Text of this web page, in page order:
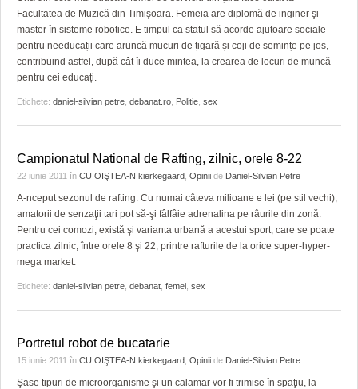
Facultatea de Muzică din Timişoara. Femeia are diplomă de inginer şi
master în sisteme robotice. E timpul ca statul să acorde ajutoare sociale
pentru needucații care aruncă mucuri de țigară și coji de semințe pe jos,
contribuind astfel, după cât îi duce mintea, la crearea de locuri de muncă
pentru cei educați.
Etichete: daniel-silvian petre debanat.ro Politie sex
Campionatul National de Rafting, zilnic, orele 8-22
22 iunie 2011 în CU OIŞTEA-N kierkegaard Opinii de Daniel-Silvian Petre
A-nceput sezonul de rafting. Cu numai câteva milioane e lei (pe stil vechi),
amatorii de senzaţii tari pot să-şi fâlfâie adrenalina pe râurile din zonă.
Pentru cei comozi, există şi varianta urbană a acestui sport, care se poate
practica zilnic, între orele 8 şi 22, printre rafturile de la orice super-hyper-
mega market.
Etichete: daniel-silvian petre debanat femei sex
Portretul robot de bucatarie
15 iunie 2011 în CU OIŞTEA-N kierkegaard Opinii de Daniel-Silvian Petre
Şase tipuri de microorganisme şi un calamar vor fi trimise în spaţiu, la